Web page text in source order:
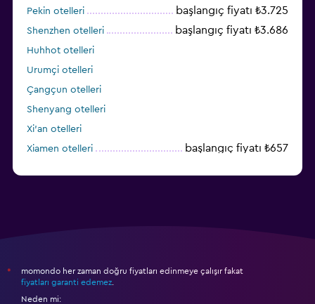
Pekin otelleri başlangıç fiyatı ₺3.725
Shenzhen otelleri başlangıç fiyatı ₺3.686
Huhhot otelleri
Urumçi otelleri
Çangçun otelleri
Shenyang otelleri
Xi'an otelleri
Xiamen otelleri
başlangıç fiyatı ₺657
*
momondo her zaman doğru fiyatları edinmeye çalışır fakat
fiyatları garanti edemez
Neden mi: